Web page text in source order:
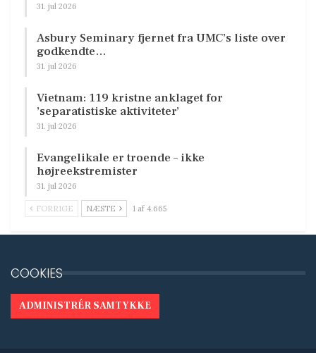
31. jul 2026
Asbury Seminary fjernet fra UMC’s liste over
godkendte…
31. jul 2026
Vietnam: 119 kristne anklaget for
’separatistiske aktiviteter’
31. jul 2026
Evangelikale er troende – ikke
højreekstremister
31. jul 2026
FORRIGE NÆSTE 1 af 4.665
COOKIES
ADMINISTRÉR SAMTYKKE